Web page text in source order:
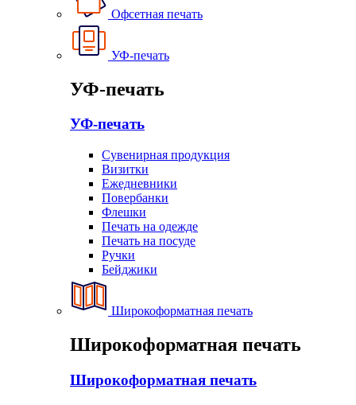
Офсетная печать
УФ-печать
УФ-печать
УФ-печать
Сувенирная продукция
Визитки
Ежедневники
Повербанки
Флешки
Печать на одежде
Печать на посуде
Ручки
Бейджики
Широкоформатная печать
Широкоформатная печать
Широкоформатная печать